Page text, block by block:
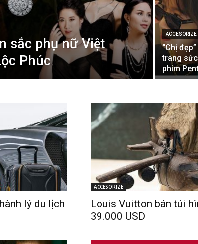
sắc phụ nữ Việt
Phúc
ACCESORIZE
“Chị
trang
phim
lý du lịch
ACCESORIZE
Louis Vuitton bán túi
39.000 USD